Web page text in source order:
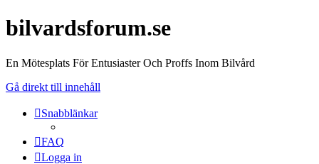
bilvardsforum.se
En Mötesplats För Entusiaster Och Proffs Inom Bilvård
Gå direkt till innehåll
Snabblänkar
FAQ
Logga in